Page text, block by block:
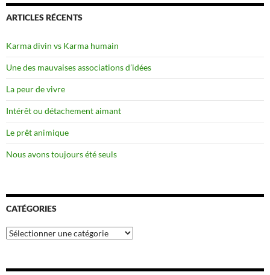
ARTICLES RÉCENTS
Karma divin vs Karma humain
Une des mauvaises associations d’idées
La peur de vivre
Intérêt ou détachement aimant
Le prêt animique
Nous avons toujours été seuls
CATÉGORIES
Catégories